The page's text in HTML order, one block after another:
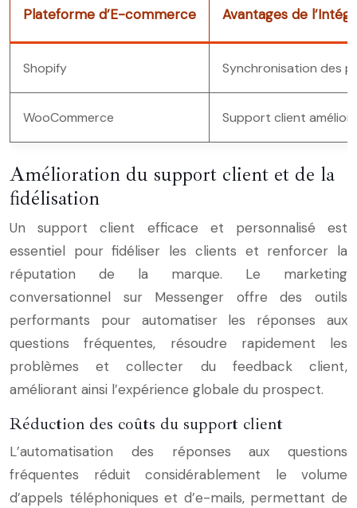
Plateforme d’E-commerce Avantages de
Shopify Synchronisation des
WooCommerce Support client
Amélioration du support client et de la
fidélisation
Un support client efficace et personnalisé est
essentiel pour fidéliser les clients et renforcer la
réputation de la marque. Le marketing
conversationnel sur Messenger offre des outils
performants pour automatiser les réponses aux
questions fréquentes, résoudre rapidement les
problèmes et collecter du feedback client,
améliorant ainsi l’expérience globale du prospect.
Réduction des coûts du support client
L’automatisation des réponses aux questions
fréquentes réduit considérablement le volume
d’appels téléphoniques et d’e-mails, permettant de